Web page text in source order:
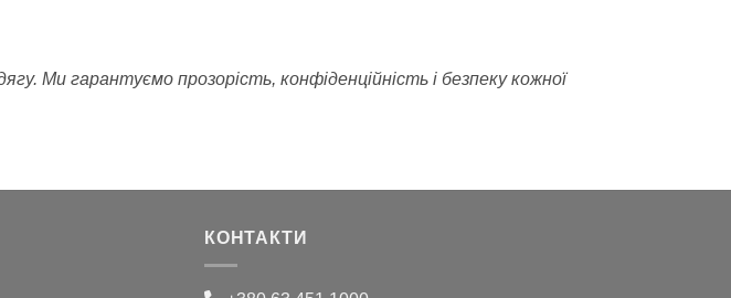
Ми гарантуємо прозорість, конфіденційність і безпеку кожної
КОНТАКТИ